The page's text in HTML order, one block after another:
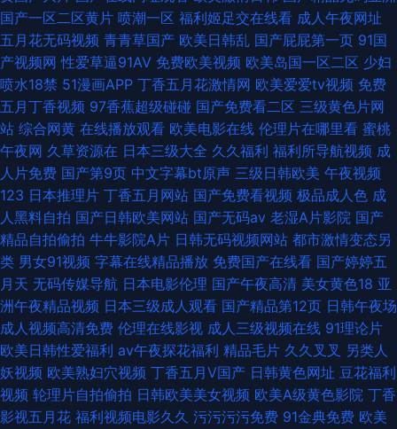
国产一区二区黄片 喷潮一区 福利姬足交在线看 成人午夜网址
五月花无码视频 青青草国产 欧美日韩乱 国产屁屁第一页 91国
产视频网 性爱草逼91AV 免费欧美视频 欧美岛国一区二区 少妇
喷水18禁 51漫画APP 丁香五月花激情网 欧美爱爱tv视频 免费
五月丁香视频 97香蕉超级碰碰 国产免费看二区 三级黄色片网
站 综合网黄 在线播放观看 欧美电影在线 伦理片在哪里看 蜜桃
午夜网 久草资源在 日本三级大全 久久福利 福利所导航视频 成
人片免费 国产第9页 中文字幕bt原声 三级日韩欧美 午夜视频
123 日本推理片 丁香五月网站 国产免费看视频 极品成人色 成
人黑料自拍 国产日韩欧美网站 国产无码av 老湿A片影院 国产
精品自拍偷拍 牛牛影院A片 日韩无码视频网站 都市激情变态另
类 男女91视频 字幕在线精品播放 免费国产在线看 国产婷婷五
月天 无码传媒导航 日本电影伦理 国产午夜高清 美女黄色18 亚
洲午夜精品视频 日本三级成人观看 国产精品第12页 日韩午夜场
成人视频高清免费 伦理在线影视 成人三级视频在线 91理论片
欧美日韩性爱福利 av午夜探花福利 精品毛片 久久叉叉 另类人
妖视频 欧美熟妇穴视频 丁香五月V国产 日韩黄色网址 豆花福利
视频 轮理片自拍偷拍 日韩欧美美女视频 欧美A级黄色影院 丁香
影视五月花 福利视频电影久久 污污污污免费 91金典免费 欧美